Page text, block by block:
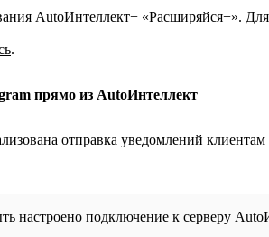
AutoИнтеллект+ «Расширяйся+».
.
прямо из AutoИнтеллект
отправка уведомлений
настроено подключение к серверу